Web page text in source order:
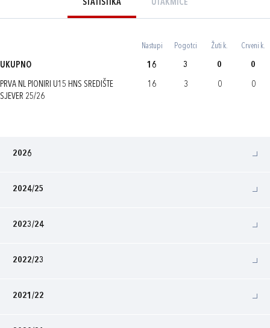
STATISTIKA UTAKMICE
Nastupi Pogotci Žuti k. Crveni k.
UKUPNO 16 3 0 0
PRVA NL PIONIRI U15 HNS SREDIŠTE
SJEVER 25/26
16 3 0 0
2026
2024/25
2023/24
2022/23
2021/22